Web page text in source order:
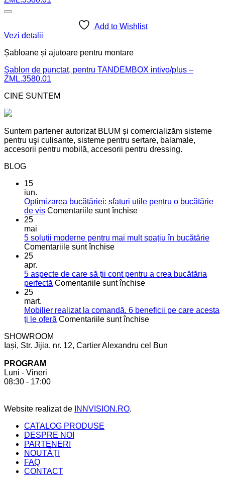
Add to Wishlist
Vezi detalii
Șabloane și ajutoare pentru montare
Şablon de punctat, pentru TANDEMBOX intivo/plus –
ZML.3580.01
CINE SUNTEM
Suntem partener autorizat BLUM și comercializăm sisteme
pentru uşi culisante, sisteme pentru sertare, balamale,
accesorii pentru mobilă, accesorii pentru dressing.
BLOG
15
iun.
Optimizarea bucătăriei: sfaturi utile pentru o bucătărie
de vis Comentariile sunt închisepentru
sfaturi
bucătărie
de
25
mai
5 soluții moderne pentru mai mult spațiu în bucătărie
Comentariile sunt închisepentru
moderne
pentru
spațiu
în
25
apr.
5 aspecte de care să ții cont pentru a crea bucătăria
perfectă Comentariile sunt închisepentru
de
care
cont
25
mart.
Mobilier realizat la comandă. 6 beneficii pe care acesta
ți le oferă Comentariile sunt închisepentru
la
SHOWROOM
Iași, Str. Jijia, nr. 12, Cartier Alexandru cel Bun
PROGRAM
Luni - Vineri
08:30 - 17:00
Website realizat de INNVISION.RO.
CATALOG PRODUSE
DESPRE NOI
PARTENERI
NOUTĂȚI
FAQ
CONTACT